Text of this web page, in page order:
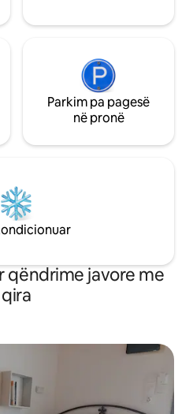
Parkim pa pagesë
në pronë
javore me
qira